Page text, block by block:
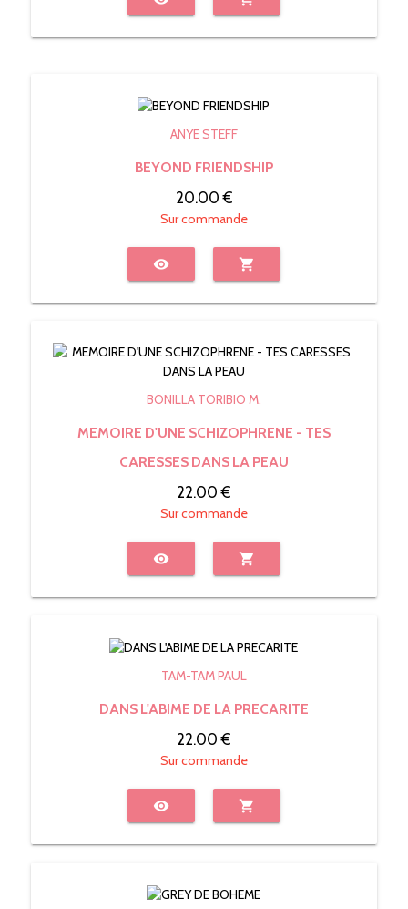
ANYE STEFF
BEYOND FRIENDSHIP
20.00 €
Sur commande
visibility shopping_cart
BONILLA TORIBIO M.
MEMOIRE D'UNE SCHIZOPHRENE - TES
CARESSES DANS LA PEAU
22.00 €
Sur commande
visibility shopping_cart
TAM-TAM PAUL
DANS L'ABIME DE LA PRECARITE
22.00 €
Sur commande
visibility shopping_cart